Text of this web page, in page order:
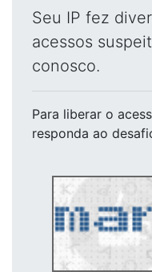
Seu IP fez
acessos
conosco.
Para liberar o
responda ao